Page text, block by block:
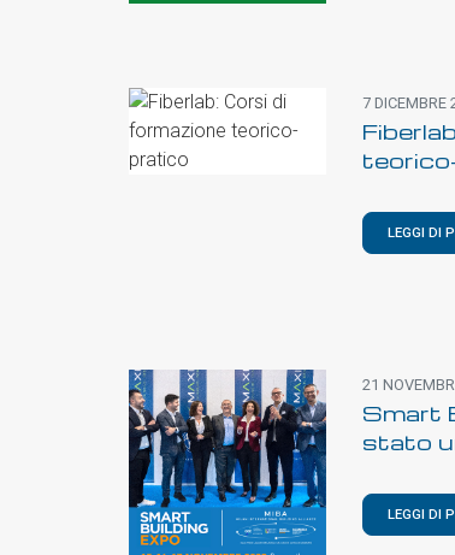
7 DICEMBRE
LEGGI DI
21
Smart
stato
LEGGI DI